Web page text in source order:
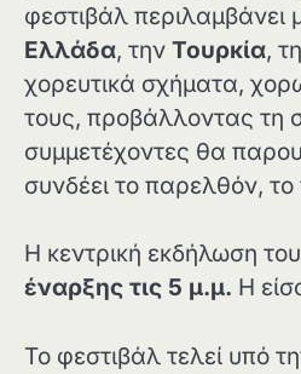
φεστιβάλ
Ελλάδα, την Τουρκία,
χορευτικά σχήματα,
τους, προβάλλοντας τη
συμμετέχοντες θα
συνδέει το παρελθόν,
Η κεντρική εκδήλωση
έναρξης τις 5 μ.μ. Η
Το φεστιβάλ τελεί υπό